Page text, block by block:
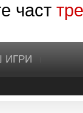
част
ИГРИ